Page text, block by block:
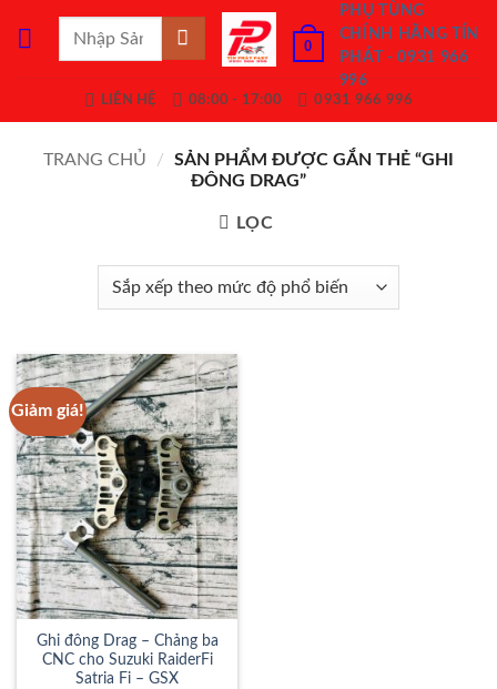
0
PHỤ TÙNG
CHÍNH HÃNG TÍN
PHÁT - 0931 966
996
LIÊN HỆ 08:00 - 17:00 0931 966 996
TRANG CHỦ /
SẢN PHẨM ĐƯỢC GẮN THẺ “GHI
ĐÔNG DRAG”
LỌC
Giảm giá!
Add to
Wishlist
Ghi đông Drag – Chảng ba
CNC cho Suzuki RaiderFi
Satria Fi – GSX